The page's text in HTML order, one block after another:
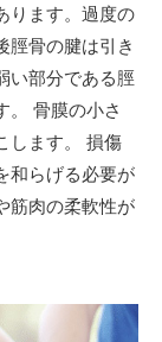
ります。過度の
脛骨の腱は引き
い部分である脛
。 骨膜の小さ
します。 損傷
和らげる必要が
筋肉の柔軟性が